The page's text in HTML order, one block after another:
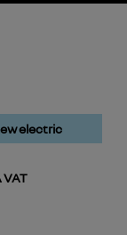
electric
VAT